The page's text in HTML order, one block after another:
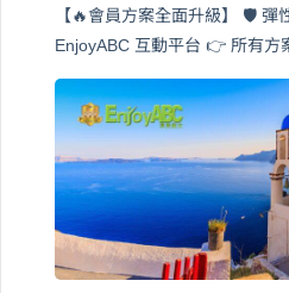
【🔥會員方案全面升級】 🛡️ 彈
EnjoyABC 互動平台 👉 所有方